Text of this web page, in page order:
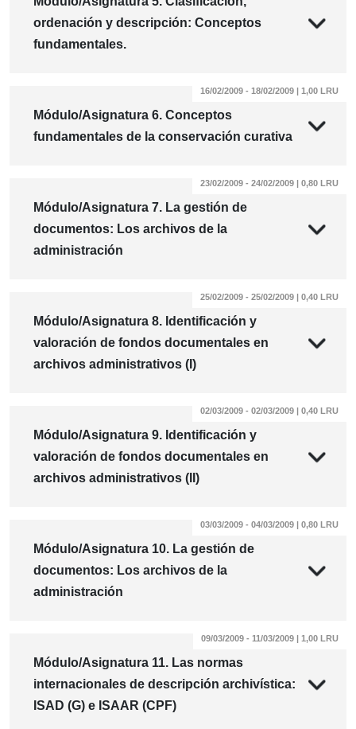
ordenación y descripción: Conceptos
fundamentales.
Módulo/Asignatura 6. Conceptos
fundamentales de la conservación curativa
16/02/2009 - 18/02/2009 | 1,00 LRU
Módulo/Asignatura 7. La gestión de
documentos: Los archivos de la
administración
23/02/2009 - 24/02/2009 | 0,80 LRU
Módulo/Asignatura 8. Identificación y
valoración de fondos documentales en
archivos administrativos (I)
25/02/2009 - 25/02/2009 | 0,40 LRU
Módulo/Asignatura 9. Identificación y
valoración de fondos documentales en
archivos administrativos (II)
02/03/2009 - 02/03/2009 | 0,40 LRU
Módulo/Asignatura 10. La gestión de
documentos: Los archivos de la
administración
03/03/2009 - 04/03/2009 | 0,80 LRU
Módulo/Asignatura 11. Las normas
internacionales de descripción archivística:
ISAD (G) e ISAAR (CPF)
09/03/2009 - 11/03/2009 | 1,00 LRU